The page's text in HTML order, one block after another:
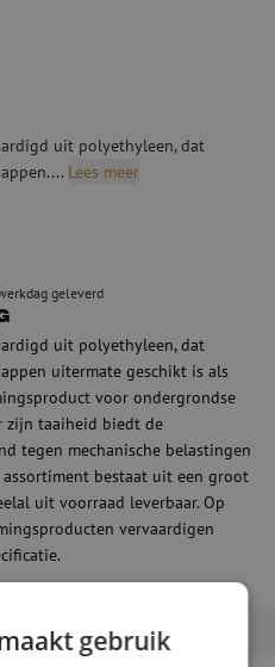
uit polyethyleen, dat
Lees meer
geleverd
uit polyethyleen, dat
uitermate geschikt is als
voor ondergrondse
zijn taaiheid biedt de
tegen mechanische belastingen
assortiment bestaat uit een groot
uit voorraad leverbaar. Op
vervaardigen
gebruik